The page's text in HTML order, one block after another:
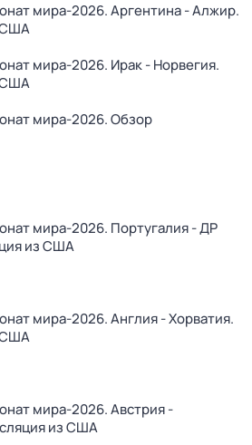
мира-2026. Аргентина - Алжир.
США
мира-2026. Ирак - Норвегия.
США
мира-2026. Обзор
мира-2026. Португалия - ДР
из США
мира-2026. Англия - Хорватия.
США
мира-2026. Австрия -
из США